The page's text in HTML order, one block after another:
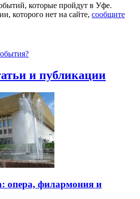
которые пройдут в Уфе.
которого нет на сайте, сообщите
и публикации
опера, филармония и